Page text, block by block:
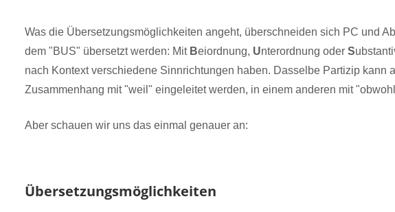
Was die Übersetzungsmöglichkeiten angeht, überschneiden sich PC und
dem "BUS" übersetzt werden: Mit Beiordnung, Unterordnung oderS
nach Kontext verschiedene Sinnrichtungen haben. Dasselbe Partizip kann
Zusammenhang mit "weil" eingeleitet werden, in einem anderen mit
Aber schauen wir uns das einmal genauer an:
Übersetzungsmöglichkeiten